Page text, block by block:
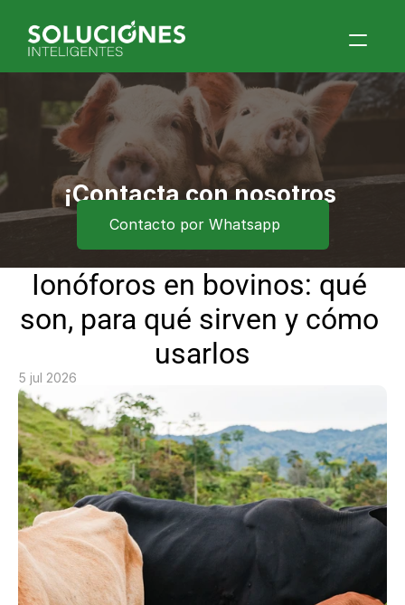
Home
Quiénes Somos
Productos
Blog
Contacto
Eventos
¡Contacta con nosotros
ahora!
Contacto por Whatsapp
Ionóforos en bovinos: qué
son, para qué sirven y cómo
usarlos
5 jul 2026